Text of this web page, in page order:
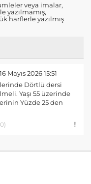
veya imalar,
yazılmamış,
harflerle yazılmış
Mayıs 2026 15:51
Dörtlü dersi
Yaşı 55 üzerinde
Yüzde 25 den